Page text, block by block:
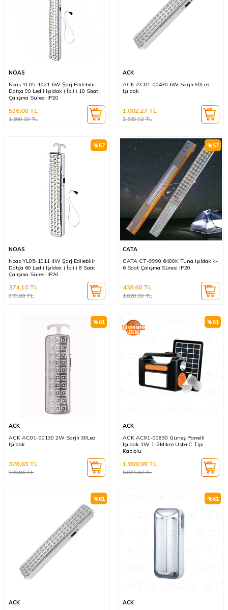
NOAS
Noas YL05-1021 6W Şarj Edilebilir
Datça 90 Ledli Işıldak ( İpli ) 10 Saat
Çalışma Süresi IP20
1.200,00TL
516,00TL
ACK
ACK AC01-00430 6W Sarjlı 90Led
Işıldak
2.569,92TL
1.002,27 TL
%57
NOAS
Noas YL05-1011 4W Şarj Edilebilir
Datça 60 Ledli Işıldak ( İpli ) 8 Saat
Çalışma Süresi IP20
870,00TL
374,10TL
%57
CATA
CATA CT-9990 6400K Tuna Işıldak 4-
6 Saat Çalışma Süresi IP20
1.020,00TL
438,60TL
%61
ACK
ACK AC01-00130 2W Sarjlı 30Led
Işıldak
970,86TL
378,63 TL
%61
ACK
ACK AC01-00830 Güneş Panelli
Işıldak 1W 1-2Mikro Usb+C Tipi
Kablolu
5.025,62TL
1.959,99TL
%61
ACK
%61
ACK